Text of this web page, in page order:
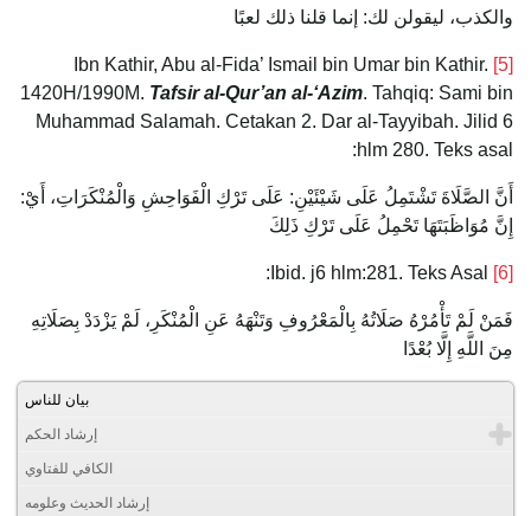
والكذب، ليقولن لك: إنما قلنا ذلك لعبًا
[5]
Ibn Kathir, Abu al-Fida’ Ismail bin Umar bin Kathir.
1420H/1990M. Tafsir al-Qur’an al-‘Azim. Tahqiq: Sami bin
Muhammad Salamah. Cetakan 2. Dar al-Tayyibah. Jilid 6
hlm 280. Teks asal:
أَنَّ الصَّلَاةَ تَشْتَمِلُ عَلَى شَيْئَيْنِ: عَلَى تَرْكِ الْفَوَاحِشِ وَالْمُنْكَرَاتِ، أَيْ:
إِنَّ مُوَاظَبَتَهَا تَحْمِلُ عَلَى تَرْكِ ذَلِكَ
[6]
فَمَنْ لَمْ تَأْمُرْهُ صَلَاتُهُ بِالْمَعْرُوفِ وَتَنْهَهُ عَنِ الْمُنْكَرِ، لَمْ يَزْدَدْ بِصَلَاتِهِ
مِنَ اللَّهِ إِلَّا بُعْدًا
بيان للناس
إرشاد الحكم
الكافي للفتاوي
إرشاد الحديث وعلومه